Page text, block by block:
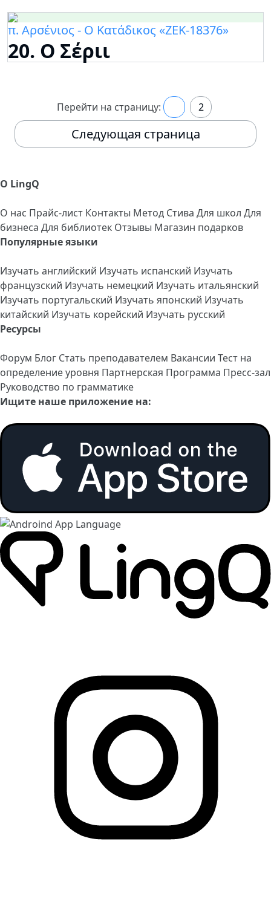
π. Αρσένιος - Ο Κατάδικος «ΖΕΚ-18376»
20. Ο Σέριι
Перейти на страницу: 2
Следующая страница
О LingQ
О нас Прайс-лист Контакты Метод Стива Для школ Для
бизнеса Для библиотек Отзывы Магазин подарков
Популярные языки
Изучать английский Изучать испанский Изучать
французский Изучать немецкий Изучать итальянский
Изучать португальский Изучать японский Изучать
китайский Изучать корейский Изучать русский
Ресурсы
Форум Блог Стать преподавателем Вакансии Тест на
определение уровня Партнерская Программа Пресс-зал
Руководство по грамматике
Ищите наше приложение на: